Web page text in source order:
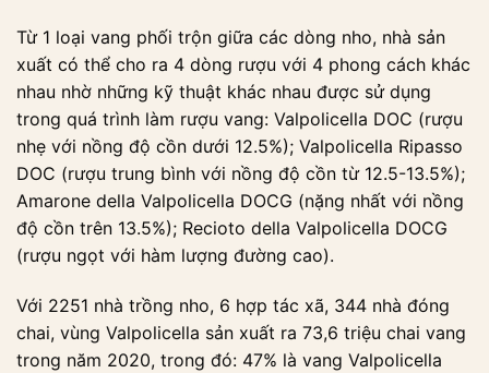
Từ 1 loại vang phối trộn giữa các dòng nho, nhà sản
xuất có thể cho ra 4 dòng rượu với 4 phong cách khác
nhau nhờ những kỹ thuật khác nhau được sử dụng
trong quá trình làm rượu vang: Valpolicella DOC (rượu
nhẹ với nồng độ cồn dưới 12.5%); Valpolicella Ripasso
DOC (rượu trung bình với nồng độ cồn từ 12.5-13.5%);
Amarone della Valpolicella DOCG (nặng nhất với nồng
độ cồn trên 13.5%); Recioto della Valpolicella DOCG
(rượu ngọt với hàm lượng đường cao).
Với 2251 nhà trồng nho, 6 hợp tác xã, 344 nhà đóng
chai, vùng Valpolicella sản xuất ra 73,6 triệu chai vang
trong năm 2020, trong đó: 47% là vang Valpolicella